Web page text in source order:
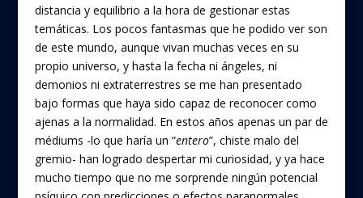
distancia y equilibrio a la hora de gestionar estas
temáticas. Los pocos fantasmas que he podido ver son
de este mundo, aunque vivan muchas veces en su
propio universo, y hasta la fecha ni ángeles, ni
demonios ni extraterrestres se me han presentado
bajo formas que haya sido capaz de reconocer como
ajenas a la normalidad. En estos años apenas un par de
médiums -lo que haría un “entero”, chiste malo del
gremio- han logrado despertar mi curiosidad, y ya hace
mucho tiempo que no me sorprende ningún potencial